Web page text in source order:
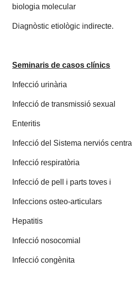
biologia molecular
Diagnòstic etiològic indirecte.
Seminaris de casos clínics
Infecció urinària
Infecció de transmissió sexual
Enteritis
Infecció del Sistema nerviós central
Infecció respiratòria
Infecció de pell i parts toves i
Infeccions osteo-articulars
Hepatitis
Infecció nosocomial
Infecció congènita